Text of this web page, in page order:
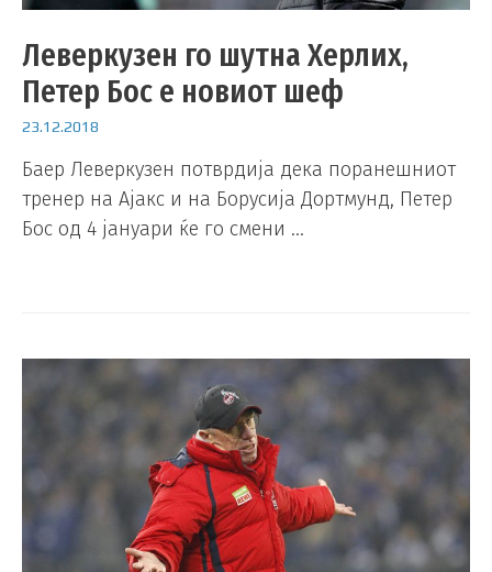
Леверкузен го шутна Херлих,
Петер Бос е новиот шеф
23.12.2018
Баер Леверкузен потврдија дека поранешниот
тренер на Ајакс и на Борусија Дортмунд, Петер
Бос од 4 јануари ќе го смени …